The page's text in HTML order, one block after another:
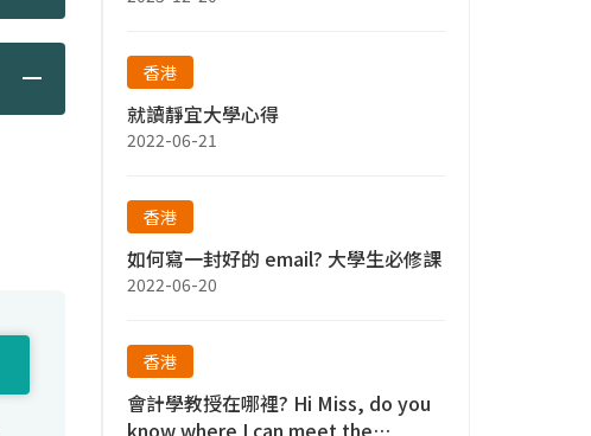
香港
就讀靜宜大學心得
2022-06-21
香港
如何寫一封好的 email? 大學生必修課
2022-06-20
香港
會計學教授在哪裡? Hi Miss, do you
know where I can meet the